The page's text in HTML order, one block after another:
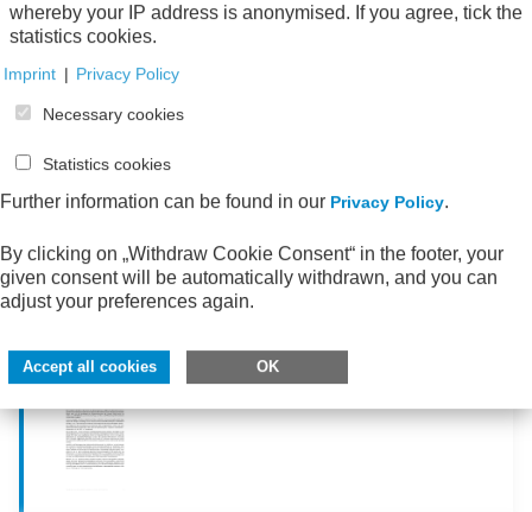
Online version (PDF2 MB)
AWV-Projektgruppe „E-Invoicing-
BMF-Schreibens vom 25.06.2025
Stellungnahme
Online version (
220 KB)
whereby your IP address is anonymised. If you agree, tick the
statistics cookies.
Imprint | Privacy Policy
Necessary cookies
Statistics cookies
Further information can be found in our Privacy Policy.
By clicking on „Withdraw Cookie Consent“ in the footer, your
given consent will be automatically withdrawn, and you can
adjust your preferences again.
Accept all cookies OK